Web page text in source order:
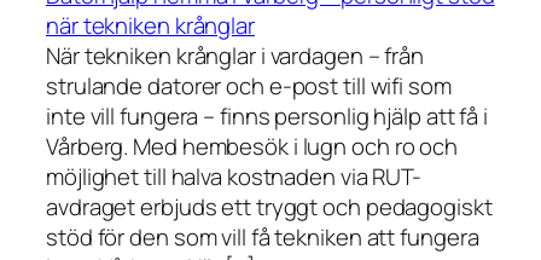
när tekniken krånglar
När tekniken krånglar i vardagen – från
strulande datorer och e-post till wifi som
inte vill fungera – finns personlig hjälp att få i
Vårberg. Med hembesök i lugn och ro och
möjlighet till halva kostnaden via RUT-
avdraget erbjuds ett tryggt och pedagogiskt
stöd för den som vill få tekniken att fungera